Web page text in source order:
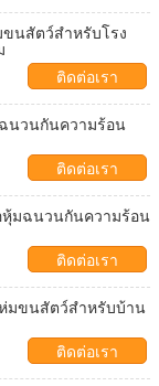
นสัตว์สำหรับโรง
ติดต่อเรา
นวนกันความร้อน
ติดต่อเรา
หุ้มฉนวนกันความร้อน
ติดต่อเรา
มขนสัตว์สำหรับบ้าน
ติดต่อเรา